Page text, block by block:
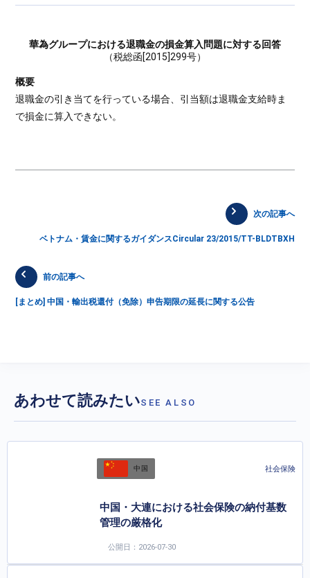
華為グループにおける退職金の損金算入問題に対する回答
（税総函[2015]299号）
概要
退職金の引き当てを行っている場合、引当額は退職金支給時ま
で損金に算入できない。
次の記事へ
ベトナム・賃金に関するガイダンスCircular 23/2015/TT-BLDTBXH
前の記事へ
[まとめ] 中国・輸出税還付（免除）申告期限の延長に関する公告
あわせて読みたいSEE ALSO
中国 社会保険
中国・大連における社会保険の納付基数
管理の厳格化
公開日：2026-07-30